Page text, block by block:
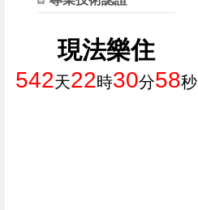
現法樂住
542天22時30分57秒